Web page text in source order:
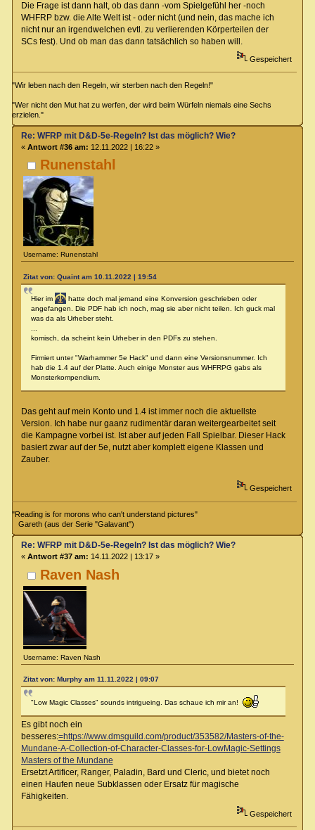
Die Frage ist dann halt, ob das dann -vom Spielgefühl her -noch
WHFRP bzw. die Alte Welt ist - oder nicht (und nein, das mache ich
nicht nur an irgendwelchen evtl. zu verlierenden Körperteilen der
SCs fest). Und ob man das dann tatsächlich so haben will.
Gespeichert
"Wir leben nach den Regeln, wir sterben nach den Regeln!"
"Wer nicht den Mut hat zu werfen, der wird beim Würfeln niemals eine Sechs
erzielen."
Runenstahl
Username: Runenstahl
Re: WFRP mit D&D-5e-Regeln? Ist das möglich? Wie?
« Antwort #36 am: 12.11.2022 | 16:22 »
Zitat von: Quaint am 10.11.2022 | 19:54
Hier im
hatte doch mal jemand eine Konversion geschrieben oder
angefangen. Die PDF hab ich noch, mag sie aber nicht teilen. Ich guck mal
was da als Urheber steht.
komisch, da scheint kein Urheber in den PDFs zu stehen.
Firmiert unter "Warhammer 5e Hack" und dann eine Versionsnummer. Ich
hab die 1.4 auf der Platte. Auch einige Monster aus WHFRPG gabs als
Monsterkompendium.
Das geht auf mein Konto und 1.4 ist immer noch die aktuellste
Version. Ich habe nur gaanz rudimentär daran weitergearbeitet seit
die Kampagne vorbei ist. Ist aber auf jeden Fall Spielbar. Dieser Hack
basiert zwar auf der 5e, nutzt aber komplett eigene Klassen und
Zauber.
Gespeichert
"Reading is for morons who can't understand pictures"
Gareth (aus der Serie "Galavant")
Raven Nash
Username: Raven Nash
Re: WFRP mit D&D-5e-Regeln? Ist das möglich? Wie?
« Antwort #37 am: 14.11.2022 | 13:17 »
Zitat von: Murphy am 11.11.2022 | 09:07
"Low Magic Classes" sounds intrigueing. Das schaue ich mir an!
Es gibt noch ein
besseres:=https://www.dmsguild.com/product/353582/Masters-of-the-
Mundane-A-Collection-of-Character-Classes-for-LowMagic-Settings
Masters of the Mundane
Ersetzt Artificer, Ranger, Paladin, Bard und Cleric, und bietet noch
einen Haufen neue Subklassen oder Ersatz für magische
Fähigkeiten.
Gespeichert